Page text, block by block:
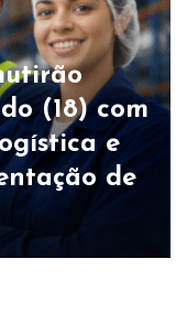
(18) com
e
de